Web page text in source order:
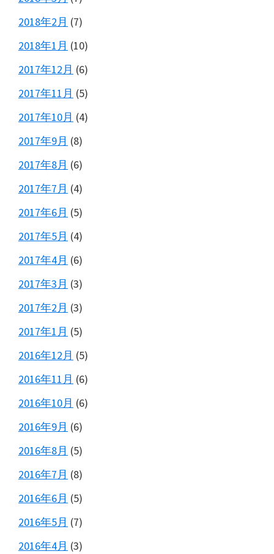
2018年2月 (7)
2018年1月 (10)
2017年12月 (6)
2017年11月 (5)
2017年10月 (4)
2017年9月 (8)
2017年8月 (6)
2017年7月 (4)
2017年6月 (5)
2017年5月 (4)
2017年4月 (6)
2017年3月 (3)
2017年2月 (3)
2017年1月 (5)
2016年12月 (5)
2016年11月 (6)
2016年10月 (6)
2016年9月 (6)
2016年8月 (5)
2016年7月 (8)
2016年6月 (5)
2016年5月 (7)
2016年4月 (3)